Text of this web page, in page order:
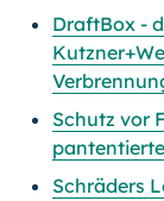
DraftBox -
Schutz vor
Schräders